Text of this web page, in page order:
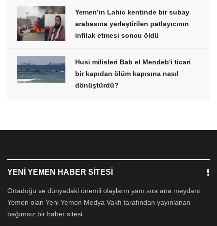
Yemen’in Lahic kentinde bir subay
arabasına yerleştirilen patlayıcının
infilak etmesi soncu öldü
Husi milisleri Bab el Mendeb'i ticari
bir kapıdan ölüm kapısına nasıl
dönüştürdü?
YENI YEMEN HABER SITESI
Ortadoğu ve dünyadaki önemli olayların yanı sıra ana meydanı
Yemen olan Yeni Yemen Medya Vakfı tarafından yayınlanan
bağımsız bir haber sitesi.